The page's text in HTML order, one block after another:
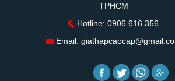
TPHCM
Hotline: 0906 616 356
Email: